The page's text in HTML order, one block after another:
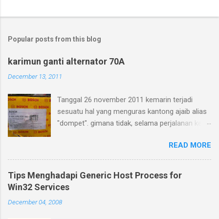
Popular posts from this blog
karimun ganti alternator 70A
December 13, 2011
Tanggal 26 november 2011 kemarin terjadi
sesuatu hal yang menguras kantong ajaib alias
"dompet". gimana tidak, selama perjalanan ke
malah Aki keok, untung ada bengkel. setelah
ganti aki baru, indikator aki masih nyala di kabin
driver. karena istri gak mau service atau beli
alternator 2nd. akhirnya tanggal 4 desember
merk BOSCH pada acara Gathering Karimun
READ MORE
Tips Menghadapi Generic Host Process for
Win32 Services
December 04, 2008